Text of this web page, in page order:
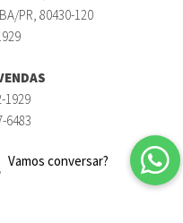
PR, 80430-120
1929
6483